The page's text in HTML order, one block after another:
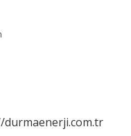
durmaenerji.com.tr